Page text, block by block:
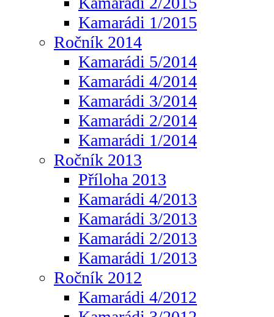
Kamarádi 1/2015
Ročník 2014
Kamarádi 5/2014
Kamarádi 4/2014
Kamarádi 3/2014
Kamarádi 2/2014
Kamarádi 1/2014
Ročník 2013
Příloha 2013
Kamarádi 4/2013
Kamarádi 3/2013
Kamarádi 2/2013
Kamarádi 1/2013
Ročník 2012
Kamarádi 4/2012